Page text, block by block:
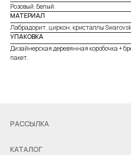
Розовый. Белый.
МАТЕРИАЛ
Лабрадорит, циркон, кристаллы
УПАКОВКА
Дизайнерская деревянная коробочка +
пакет.
РАССЫЛКА
КАТАЛОГ